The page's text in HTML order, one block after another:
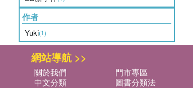
作者
Yuki(1)
網站導航 >>
關於我們 門市專區
中文分類
圖書分類法